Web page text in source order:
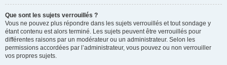
Que sont les sujets verrouillés ?
Vous ne pouvez plus répondre dans les sujets verrouillés et tout sondage y
étant contenu est alors terminé. Les sujets peuvent être verrouillés pour
différentes raisons par un modérateur ou un administrateur. Selon les
permissions accordées par l’administrateur, vous pouvez ou non verrouiller
vos propres sujets.